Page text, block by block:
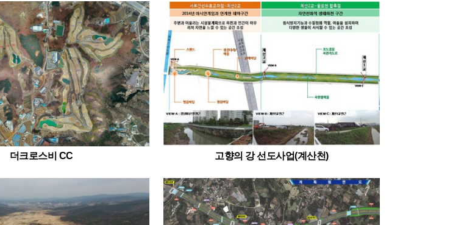
더크로스비 CC 고향의 강 선도사업(계산천)